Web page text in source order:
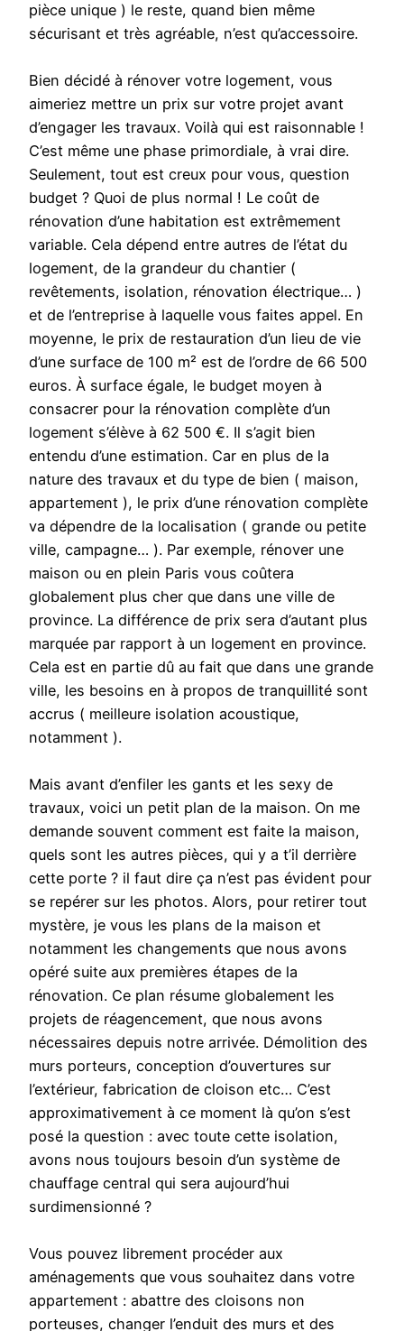
pièce unique ) le reste, quand bien même
sécurisant et très agréable, n’est qu’accessoire.
Bien décidé à rénover votre logement, vous
aimeriez mettre un prix sur votre projet avant
d’engager les travaux. Voilà qui est raisonnable !
C’est même une phase primordiale, à vrai dire.
Seulement, tout est creux pour vous, question
budget ? Quoi de plus normal ! Le coût de
rénovation d’une habitation est extrêmement
variable. Cela dépend entre autres de l’état du
logement, de la grandeur du chantier (
revêtements, isolation, rénovation électrique… )
et de l’entreprise à laquelle vous faites appel. En
moyenne, le prix de restauration d’un lieu de vie
d’une surface de 100 m² est de l’ordre de 66 500
euros. À surface égale, le budget moyen à
consacrer pour la rénovation complète d’un
logement s’élève à 62 500 €. Il s’agit bien
entendu d’une estimation. Car en plus de la
nature des travaux et du type de bien ( maison,
appartement ), le prix d’une rénovation complète
va dépendre de la localisation ( grande ou petite
ville, campagne… ). Par exemple, rénover une
maison ou en plein Paris vous coûtera
globalement plus cher que dans une ville de
province. La différence de prix sera d’autant plus
marquée par rapport à un logement en province.
Cela est en partie dû au fait que dans une grande
ville, les besoins en à propos de tranquillité sont
accrus ( meilleure isolation acoustique,
notamment ).
Mais avant d’enfiler les gants et les sexy de
travaux, voici un petit plan de la maison. On me
demande souvent comment est faite la maison,
quels sont les autres pièces, qui y a t’il derrière
cette porte ? il faut dire ça n’est pas évident pour
se repérer sur les photos. Alors, pour retirer tout
mystère, je vous les plans de la maison et
notamment les changements que nous avons
opéré suite aux premières étapes de la
rénovation. Ce plan résume globalement les
projets de réagencement, que nous avons
nécessaires depuis notre arrivée. Démolition des
murs porteurs, conception d’ouvertures sur
l’extérieur, fabrication de cloison etc… C’est
approximativement à ce moment là qu’on s’est
posé la question : avec toute cette isolation,
avons nous toujours besoin d’un système de
chauffage central qui sera aujourd’hui
surdimensionné ?
Vous pouvez librement procéder aux
aménagements que vous souhaitez dans votre
appartement : abattre des cloisons non
porteuses, changer l’enduit des murs et des